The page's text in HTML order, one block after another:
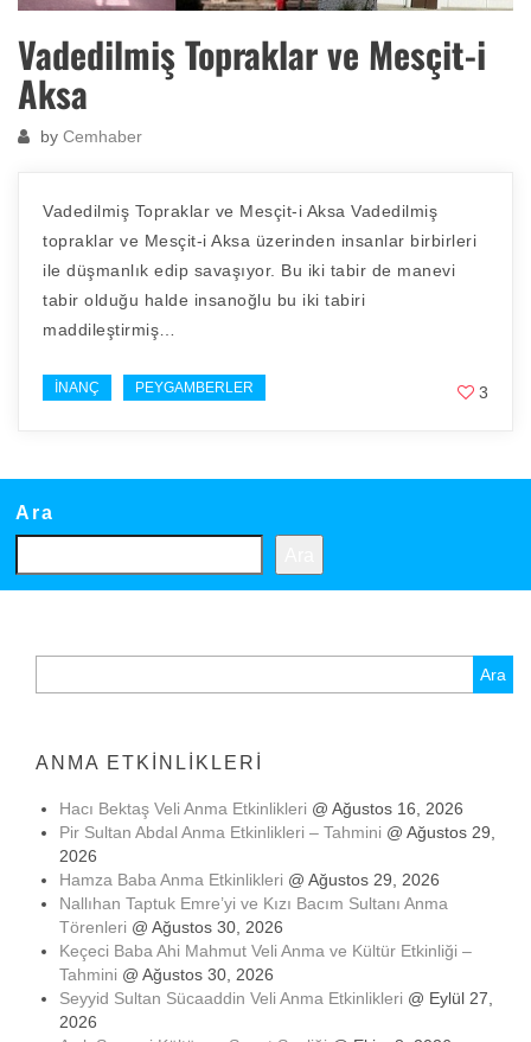
Vadedilmiş Topraklar ve Mesçit-i
Aksa
by Cemhaber
Vadedilmiş Topraklar ve Mesçit-i Aksa Vadedilmiş
topraklar ve Mesçit-i Aksa üzerinden insanlar birbirleri
ile düşmanlık edip savaşıyor. Bu iki tabir de manevi
tabir olduğu halde insanoğlu bu iki tabiri
maddileştirmiş…
İNANÇ PEYGAMBERLER 3
Ara
ANMA ETKINLIKLERI
Hacı Bektaş Veli Anma Etkinlikleri @ Ağustos 16, 2026
Pir Sultan Abdal Anma Etkinlikleri – Tahmini @ Ağustos 29,
2026
Hamza Baba Anma Etkinlikleri @ Ağustos 29, 2026
Nallıhan Taptuk Emre’yi ve Kızı Bacım Sultanı Anma
Törenleri @ Ağustos 30, 2026
Keçeci Baba Ahi Mahmut Veli Anma ve Kültür Etkinliği –
Tahmini @ Ağustos 30, 2026
Seyyid Sultan Sücaaddin Veli Anma Etkinlikleri @ Eylül 27,
2026